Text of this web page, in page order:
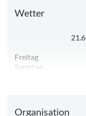
Wetter
21.6
Freitag
Samstag
Organisation